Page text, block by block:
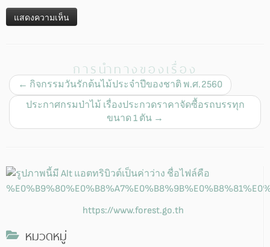
การนำทางของเรื่อง
← กิจกรรมวันรักต้นไม้ประจำปีของชาติ พ.ศ.2560
ประกาศกรมป่าไม้ เรื่องประกวดราคาจัดซื้อรถบรรทุก
ขนาด 1 ตัน →
https://www.forest.go.th
หมวดหมู่